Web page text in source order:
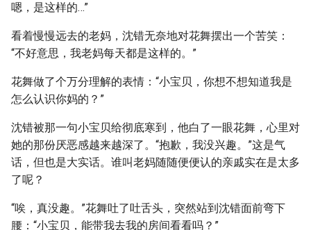
嗯，是这样的…”
看着慢慢远去的老妈，沈错无奈地对花舞摆出一个苦笑：
“不好意思，我老妈每天都是这样的。”
花舞做了个万分理解的表情：“小宝贝，你想不想知道我是
怎么认识你妈的？”
沈错被那一句小宝贝给彻底寒到，他白了一眼花舞，心里对
她的那份厌恶感越来越深了。“抱歉，我没兴趣。”这是气
话，但也是大实话。谁叫老妈随随便便认的亲戚实在是太多
了呢？
“唉，真没趣。”花舞吐了吐舌头，突然站到沈错面前弯下
腰：“小宝贝，能带我去我的房间看看吗？”